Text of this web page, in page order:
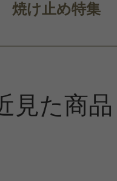
メ・自然派/
冒険して試し
スクで、塗っ
ないで優しく
焼け止め特集
見た商品